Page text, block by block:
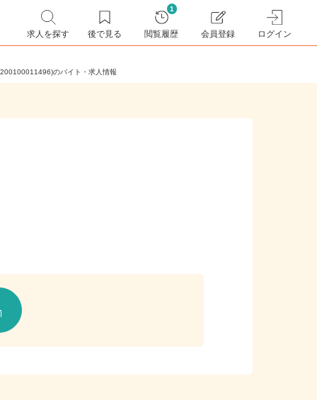
求人を探す 後で見る
1
閲覧履歴 会員登録 ログイン
(200100011496)のバイト・求人情報